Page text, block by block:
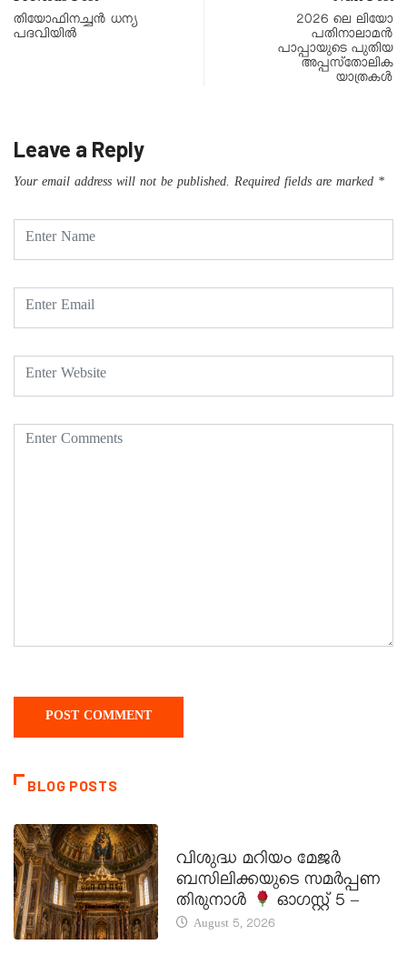
തിയോഫിനച്ചൻ ധന്യ
പദവിയിൽ
2026 ലെ ലിയോ
പതിനാലാമന്‍
പാപ്പായുടെ പുതിയ
അപ്പസ്‌തോലിക
യാത്രകള്‍
Leave a Reply
Your email address will not be published. Required fields are marked *
BLOG POSTS
വിശുദ്ധ മറിയം മേജർ
ബസിലിക്കയുടെ സമർപ്പണ
തിരുനാൾ
ഓഗസ്റ്റ് 5 –
August 5, 2026